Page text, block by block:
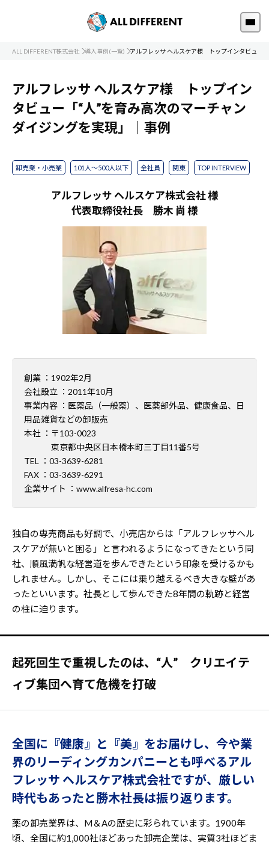
ALL DIFFERENT株式会社 導入事例(一覧) アルフレッサ ヘルスケア様 トップインタビュー
アルフレッサ ヘルスケア様 トップイン
タビュー「“人”を育み高次のマーチャン
ダイジングを実現」｜事例
卸売業・小売業 101人～500人以下 全社員 関東 TOP INTERVIEW
アルフレッサ ヘルスケア株式会社 様
代表取締役社長 勝木 尚 様
創業 ：1902年2月
会社設立 ：2011年10月
事業内容 ：医薬品（一般薬）、医薬部外品、健康食品、日
用品雑貨などの卸販売
本社 ：〒103-0023
東京都中央区日本橋本町三丁目11番5号
TEL ：03-3639-6281
FAX ：03-3639-6291
企業サイト ：www.alfresa-hc.com
独自の専売商品も好調で、小売店からは「アルフレッサヘル
スケアが無いと困る」と言われるようになってきたという同
社、順風満帆な経営道を歩んできたという印象を受けるかも
しれません。しかし、そこには乗り越えるべき大きな壁があ
ったといいます。社長として歩んできた8年間の軌跡と経営
の柱に迫ります。
起死回生で重視したのは、“人” クリエイテ
ィブ集団へ育て危機を打破
全国に『健康』と『美』をお届けし、今や業
界のリーディングカンパニーとも呼べるアル
フレッサ ヘルスケア株式会社ですが、厳しい
時代もあったと勝木社長は振り返ります。
薬の卸売業界は、M＆Aの歴史に彩られています。1900年
頃、全国に約1,000社ほどあった卸売企業は、実質3社ほどま